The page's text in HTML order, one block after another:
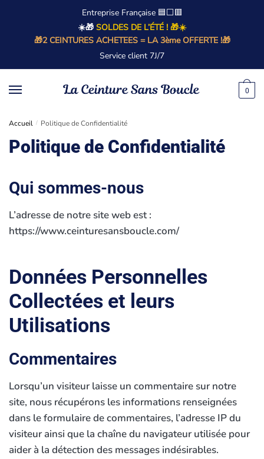
Entreprise Française 🟦⬜🟥
☀️🎁 SOLDES DE L’ÉTÉ ! 🎁☀️
🎁2 CEINTURES ACHETEES = LA 3ème OFFERTE !🎁
Service client 7J/7
0
Accueil / Politique de Confidentialité
Politique de Confidentialité
Qui sommes-nous
L’adresse de notre site web est :
https://www.ceinturesansboucle.com/
Données Personnelles
Collectées et leurs
Utilisations
Commentaires
Lorsqu’un visiteur laisse un commentaire sur notre
site, nous récupérons les informations renseignées
dans le formulaire de commentaires, l’adresse IP du
visiteur ainsi que la chaîne du navigateur utilisée pour
aider à la détection des messages indésirables.